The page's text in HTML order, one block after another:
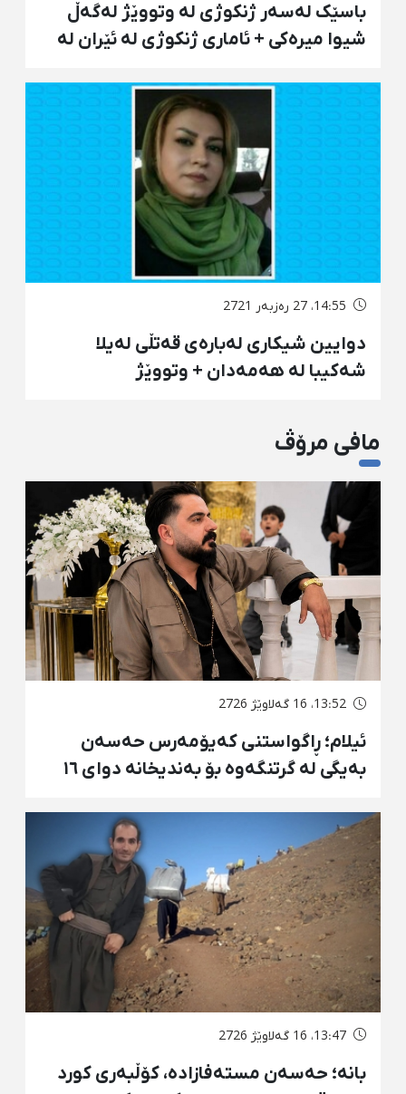
باسێک لەسەر ژنکوژی لە وتووێژ لەگەڵ
شیوا میرەکی + ئاماری ژنکوژی لە ئێران لە
14:55، 27 رەزبەر 2721
دوایین شیکاری لەبارەی قەتڵی لەیلا
شەکیبا لە هەمەدان + وتووێژ
مافی مرۆڤ
13:52، 16 گەلاوێژ 2726
ئیلام؛ ڕاگواستنی کەیۆمەرس حەسەن
بەیگی لە گرتنگەوە بۆ بەندیخانە دوای ١٦
توندوتیژانە
13:47، 16 گەلاوێژ 2726
بانه؛ حەسەن مستەفازادە، کۆڵبەری کورد